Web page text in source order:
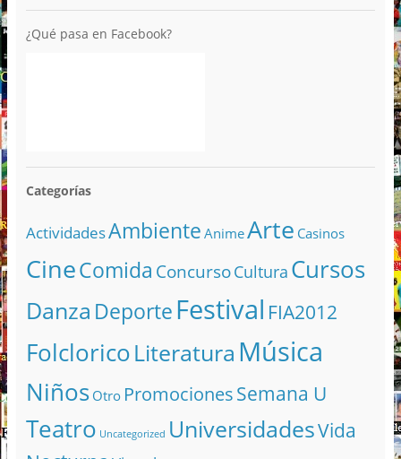
¿Qué pasa en Facebook?
Categorías
ActividadesAmbiente AnimeArte Casinos
CineComida ConcursoCultura Cursos
Danza DeporteFestival FIA2012
FolcloricoLiteratura Música
Niños Otro PromocionesSemana U
Teatro Uncategorized UniversidadesVida